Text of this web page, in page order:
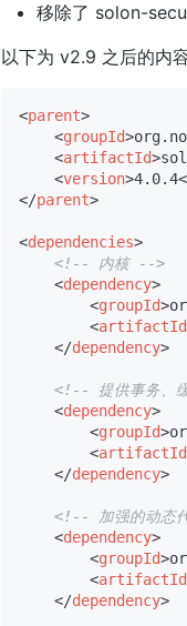
移除了 solon-
以下为 v2.9 之后的内
<parent>
<groupId>
<artifactId>
<version>4.0.4
</parent>
<dependencies>
<!-- 内核 -->
<dependency>
<groupId>
<artifactId
</dependency>
<!-- 提供事务、
<dependency>
<groupId>
<artifactId
</dependency>
<!-- 加强的动态
<dependency>
<groupId>
<artifactId
</dependency>